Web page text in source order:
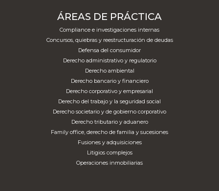
ÁREAS DE PRÁCTICA
Compliance e investigaciones internas
Concursos, quiebras y reestructuración de deudas
Defensa del consumidor
Derecho administrativo y regulatorio
Derecho ambiental
Derecho bancario y financiero
Derecho corporativo y empresarial
Derecho del trabajo y la seguridad social
Derecho societario y de gobierno corporativo
Derecho tributario y aduanero
Family office, derecho de familia y sucesiones
Fusiones y adquisiciones
Litigios complejos
Operaciones inmobiliarias